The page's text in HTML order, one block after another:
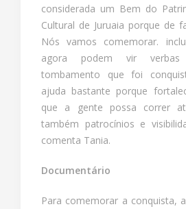
considerada um Bem do
Cultural de Juruaia porque de
Nós vamos comemorar.
agora podem vir verbas
tombamento que foi
ajuda bastante porque
que a gente possa correr
também patrocínios e
comenta Tania.
Documentário
Para comemorar a conquista,